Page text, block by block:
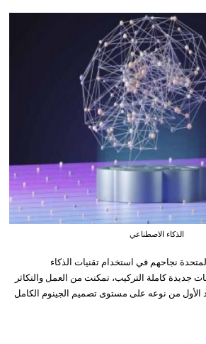
الذكاء الاصطناعي
نجاحهم في استخدام تقنيات الذكاء
جديدة كاملة التركيب، تمكنت من العمل والتكاثر
الأول من نوعه على مستوى تصميم الجينوم الكامل